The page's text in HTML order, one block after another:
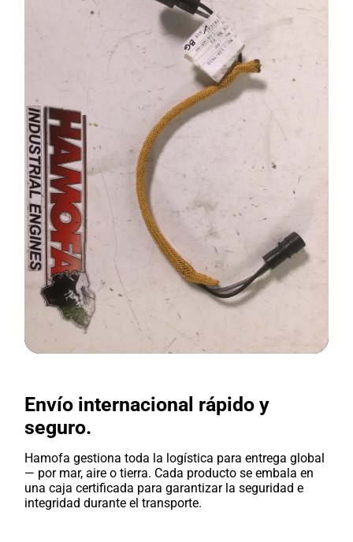
Envío internacional rápido y
seguro.
Hamofa gestiona toda la logística para entrega global
— por mar, aire o tierra. Cada producto se embala en
una caja certificada para garantizar la seguridad e
integridad durante el transporte.